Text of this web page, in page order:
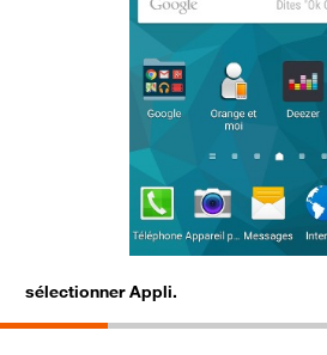
sélectionner Appli.